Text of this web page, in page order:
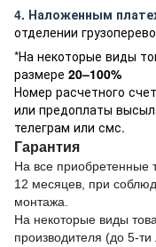
4. Наложенным
отделении
*На некоторые виды
размере 20–100%
Номер расчетного
или предоплаты
телеграм или смс.
Гарантия
На все приобретенные
12 месяцев, при
монтажа.
На некоторые виды
производителя (до 5-ти